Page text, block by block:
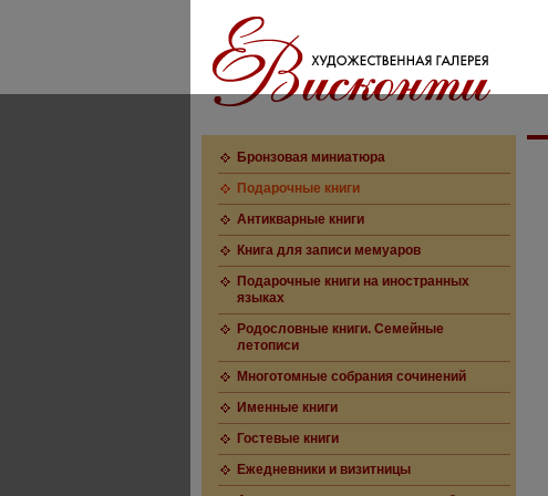
Бронзовая миниатюра
Подарочные книги
Антикварные книги
Книга для записи мемуаров
Подарочные книги на иностранных
языках
Родословные книги. Семейные
летописи
Многотомные собрания сочинений
Именные книги
Гостевые книги
Ежедневники и визитницы